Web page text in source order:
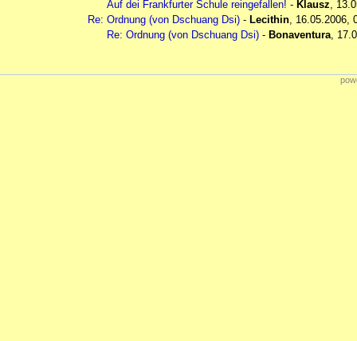
Auf dei Frankfurter Schule reingefallen! - Klausz,
Re: Ordnung (von Dschuang Dsi) - Lecithin, 16.05.2006,
Re: Ordnung (von Dschuang Dsi) - Bonaventura,